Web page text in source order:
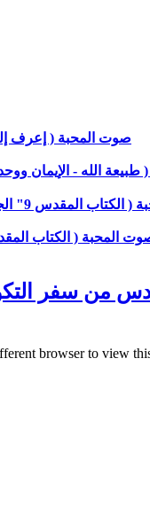
صوت المحبة ( إعرف إلهك
الله - الإيمان ووحدة
الثالث والاخير ) مع ق د وجيد فهيم جرجس 10 يوليو 2024
المحبة ( الكتاب المقدس 9" الجزء الثانى ) مع ق د وجيد فهيم جرجس 3
browser to view